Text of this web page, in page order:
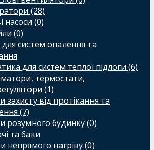
(28)
насоси (0)
(0)
систем опалення та
для систем теплої підлоги (6)
термостати,
(1)
захисту від протікання та
(7)
розумного будинку (0)
та баки
непрямого нагріву (0)